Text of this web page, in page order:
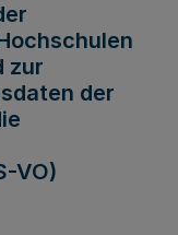
zur
der
VO)